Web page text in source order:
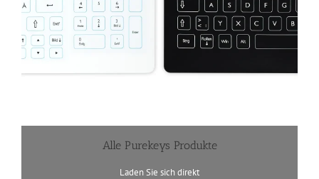
Alle Purekeys Produkte
Laden Sie sich direkt